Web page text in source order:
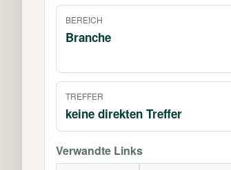
BEREICH
Branche
TREFFER
keine direkten Treffer
Verwandte Links